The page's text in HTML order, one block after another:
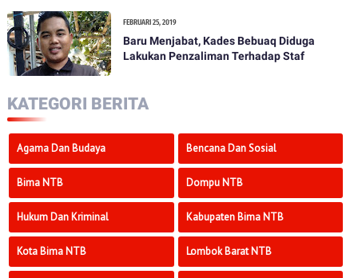
FEBRUARI 25, 2019
Baru Menjabat, Kades Bebuaq Diduga
Lakukan Penzaliman Terhadap Staf
KATEGORI BERITA
Agama Dan Budaya Bencana Dan Sosial
Bima NTB Dompu NTB
Hukum Dan Kriminal Kabupaten Bima NTB
Kota Bima NTB Lombok Barat NTB